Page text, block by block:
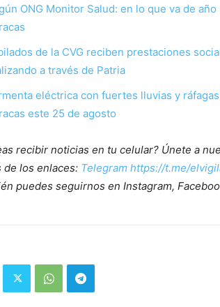
ONG Monitor Salud: en lo que va de
de la CVG reciben prestaciones
a través de Patria
eléctrica con fuertes lluvias y
este 25 de agosto
recibir noticias en tu celular? Únete a
de los enlaces: Telegram https://t.me/
puedes seguirnos en Instagram,